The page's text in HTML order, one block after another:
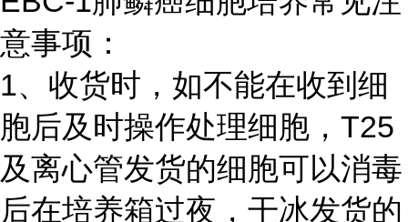
意事项：
1、收货时，如不能在收到细
胞后及时操作处理细胞，T25
及离心管发货的细胞可以消毒
后在培养箱过夜，干冰发货的